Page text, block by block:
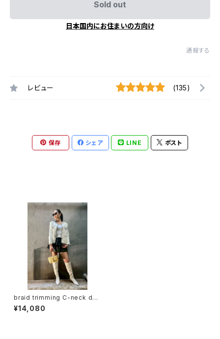
Sold out
日本国内にお住まいの方向け
通報する
レビュー (135)
保存 シェア LINE ポスト
braid trimming C-neck des
ign shaggy knit jacket ジャ
ケット シャギー ニット Cネック
¥14,080